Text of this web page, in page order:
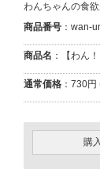
わんちゃんの食
商品番号 ：wan-
商品名 ：【わん
通常価格 ：730
購